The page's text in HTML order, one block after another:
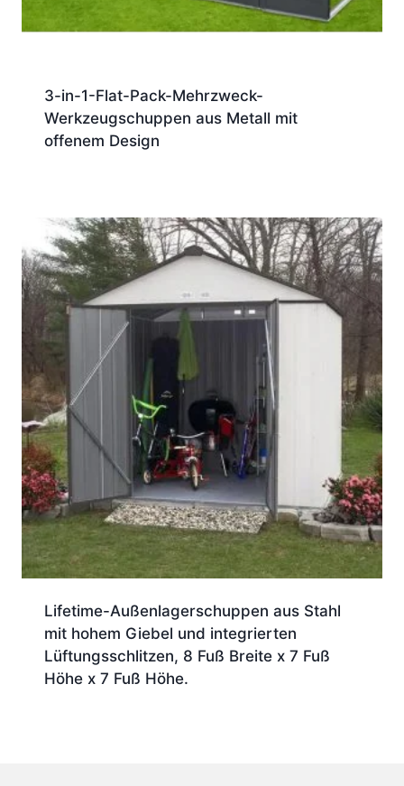
3-in-1-Flat-Pack-Mehrzweck-
Werkzeugschuppen aus Metall mit
offenem Design
Lifetime-Außenlagerschuppen aus Stahl
mit hohem Giebel und integrierten
Lüftungsschlitzen, 8 Fuß Breite x 7 Fuß
Höhe x 7 Fuß Höhe.